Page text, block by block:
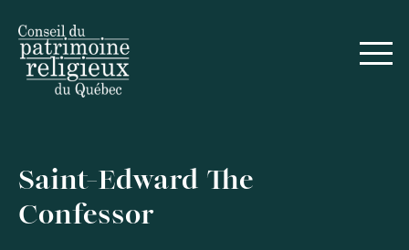
Saint-Edward The
Confessor